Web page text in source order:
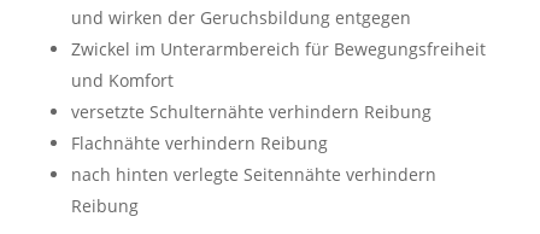
und wirken der Geruchsbildung entgegen
Zwickel im Unterarmbereich für Bewegungsfreiheit
und Komfort
versetzte Schulternähte verhindern Reibung
Flachnähte verhindern Reibung
nach hinten verlegte Seitennähte verhindern
Reibung